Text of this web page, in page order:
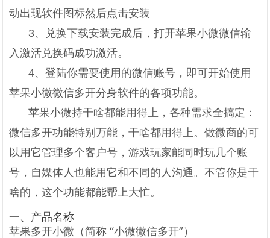
动出现软件图标然后点击安装
3、兑换下载安装完成后，打开苹果小微微信输
入激活兑换码成功激活。
4、登陆你需要使用的微信账号，即可开始使用
苹果小微微信多开分身软件的各项功能。
苹果小微持干啥都能用得上，各种需求全搞定：
微信多开功能特别万能，干啥都用得上。做微商的可
以用它管理多个客户号，游戏玩家能同时玩几个账
号，自媒体人也能用它和不同的人沟通。不管你是干
啥的，这个功能都能帮上大忙。
一、产品名称
苹果多开小微（简称 “小微微信多开”）